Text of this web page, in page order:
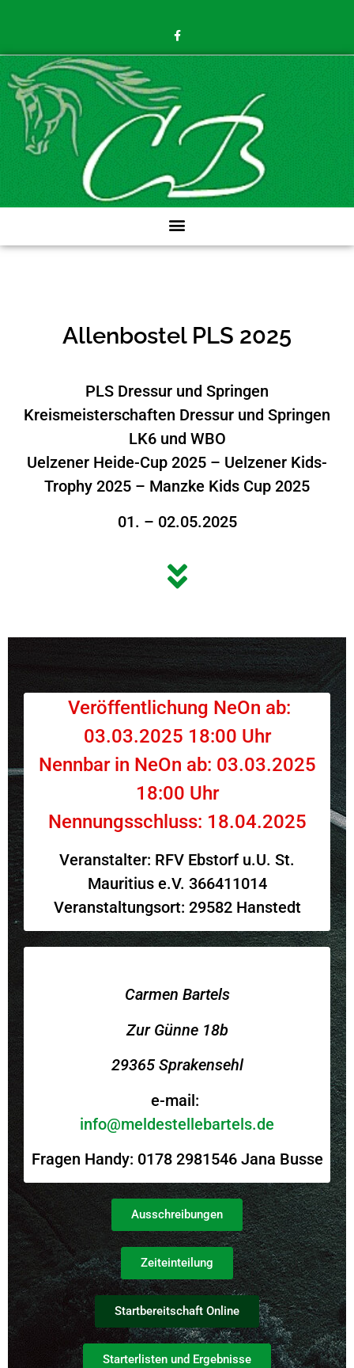
Allenbostel PLS 2025
PLS Dressur und Springen
Kreismeisterschaften Dressur und Springen
LK6 und WBO
Uelzener Heide-Cup 2025 – Uelzener Kids-
Trophy 2025 – Manzke Kids Cup 2025
01. – 02.05.2025
Veröffentlichung NeOn ab:
03.03.2025 18:00 Uhr
Nennbar in NeOn ab: 03.03.2025
18:00 Uhr
Nennungsschluss: 18.04.2025
Veranstalter: RFV Ebstorf u.U. St.
Mauritius e.V. 366411014
Veranstaltungsort: 29582 Hanstedt
Carmen Bartels
Zur Günne 18b
29365 Sprakensehl
e-mail:
info@meldestellebartels.de
Fragen Handy: 0178 2981546 Jana Busse
Ausschreibungen
Zeiteinteilung
Startbereitschaft Online
Starterlisten und Ergebnisse